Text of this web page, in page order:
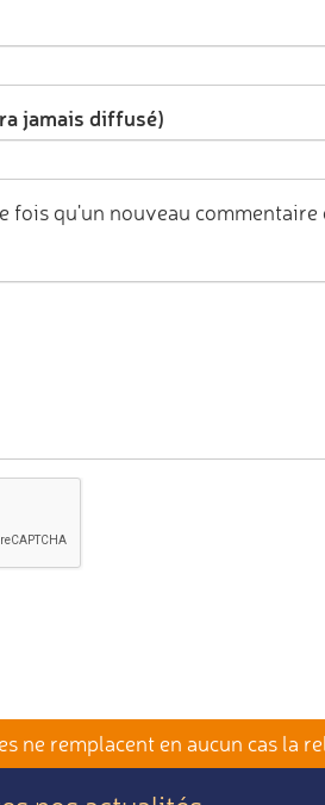
jamais diffusé)
fois qu'un nouveau commentaire
ne remplacent en aucun cas la